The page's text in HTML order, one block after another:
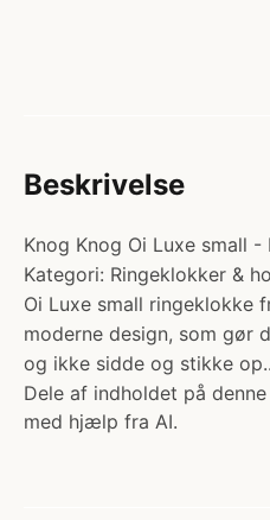
Beskrivelse
Knog Knog Oi Luxe small
Kategori: Ringeklokker &
Oi Luxe small ringeklokke
moderne design, som gør
og ikke sidde og stikke
Dele af indholdet på
med hjælp fra AI.